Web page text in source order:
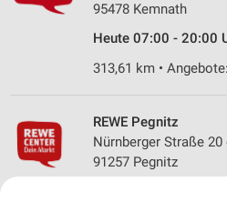
95478 Kemnath
Heute 07:00 - 20:00
313,61 km •
REWE Pegnitz
Nürnberger Straße 20
91257 Pegnitz
Heute 07:00 - 20:00